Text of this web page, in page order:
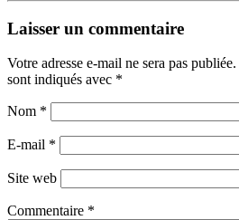
Laisser un commentaire
Votre adresse e-mail ne sera pas publiée.
sont indiqués avec *
Nom *
E-mail *
Site web
Commentaire *